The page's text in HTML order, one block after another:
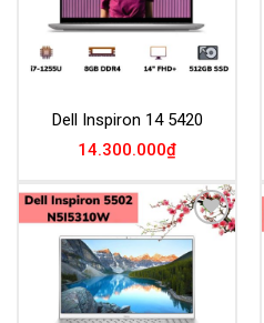
Dell Inspiron 14 5420
14.300.000₫
Add to
Wishlist